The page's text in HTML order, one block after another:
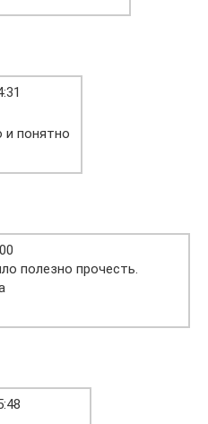
и понятно
полезно прочесть.